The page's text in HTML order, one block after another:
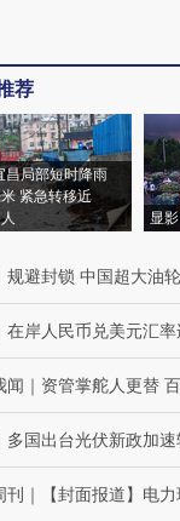
荐
昌局部短时降雨
紧急转移近
显
规避封锁 中国超大油
在岸人民币兑美元汇
闻 ｜ 资管掌舵人更替
多国出台光伏新政加速
刊 ｜ 【封面报道】电